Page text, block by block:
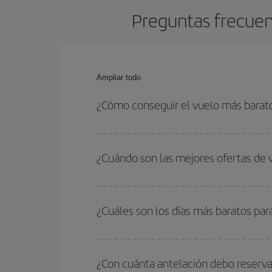
Preguntas
Ampliar todo
¿Cómo conseguir el vuelo más
fechas y horarios de ida y vuelta.
¿Cuándo son las mejores ofertas de
periodos de vacaciones escolares son
precios encontrarás.
¿Cuáles son los días más baratos
quieres ir y en qué fechas habías pensado
¿Con cuánta antelación debo